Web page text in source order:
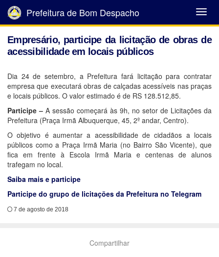
Abrir
Menu
Prefeitura de Bom Despacho
Empresário, participe da licitação de obras de
acessibilidade em locais públicos
Dia 24 de setembro, a Prefeitura fará licitação para contratar
empresa que executará obras de calçadas acessíveis nas praças
e locais públicos. O valor estimado é de RS 128.512,85.
Participe – A sessão começará às 9h, no setor de Licitações da
Prefeitura (Praça Irmã Albuquerque, 45, 2º andar, Centro).
O objetivo é aumentar a acessibilidade de cidadãos a locais
públicos como a Praça Irmã Maria (no Bairro São Vicente), que
fica em frente à Escola Irmã Maria e centenas de alunos
trafegam no local.
Saiba mais e participe
Participe do grupo de licitações da Prefeitura no Telegram
7 de agosto de 2018
Compartilhar